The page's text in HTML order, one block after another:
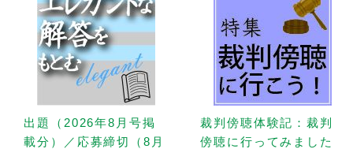
出題（2026年8月号掲
載分）／応募締切（8月
裁判傍聴体験記：裁判
傍聴に行ってみました